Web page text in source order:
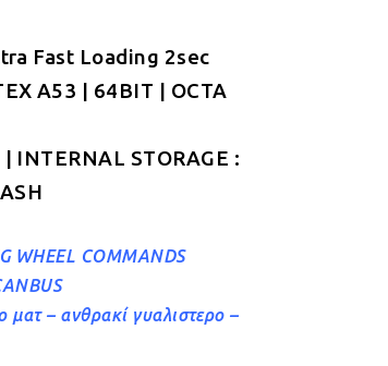
€499.00.
Fast Loading 2sec
A53 | 64BIT | OCTA
INTERNAL STORAGE :
WHEEL COMMANDS
ματ – ανθρακί γυαλιστερο –